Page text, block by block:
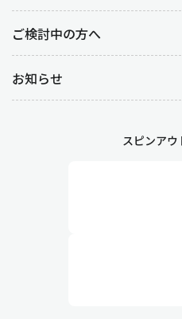
ご検討中の方へ
お知らせ
スピンアウ